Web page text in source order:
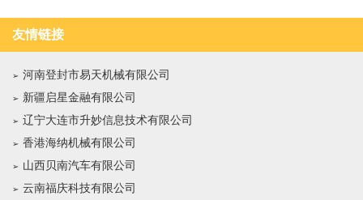
友情链接
河南登封市易天机械有限公司
新疆启星金融有限公司
辽宁大连市升妙信息技术有限公司
香港海纳机械有限公司
山西贝南汽车有限公司
云南福庆科技有限公司